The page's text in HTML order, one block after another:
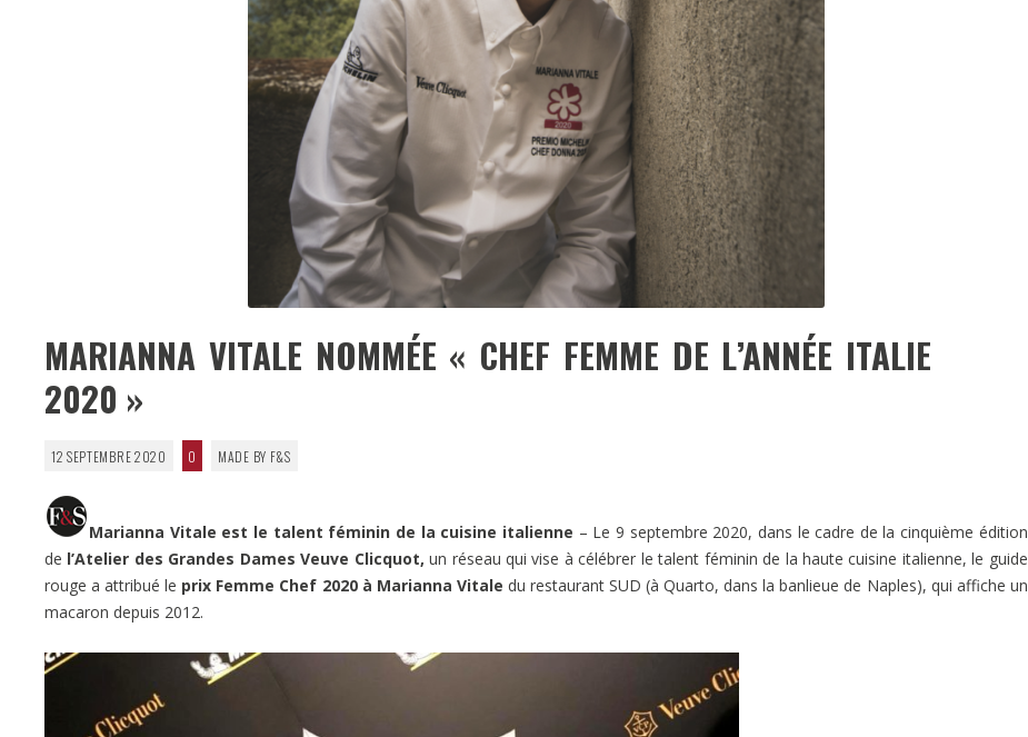
MARIANNA VITALE NOMMÉE « CHEF FEMME DE L’ANNÉE ITALIE
2020 »
12 SEPTEMBRE 2020 0 MADE BY F&S
Marianna Vitale est le talent féminin de la cuisine italienne – Le 9 septembre 2020, dans le cadre de la cinquième édition
de l’Atelier des Grandes Dames Veuve Clicquot, un réseau qui vise à célébrer le talent féminin de la haute cuisine italienne, le guide
rouge a attribué le prix Femme Chef 2020 à Marianna Vitale du restaurant SUD (à Quarto, dans la banlieue de Naples), qui affiche un
macaron depuis 2012.